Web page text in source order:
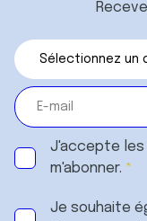
J'accepte les
m'abonner.
Je souhaite